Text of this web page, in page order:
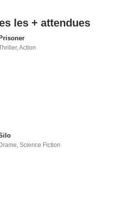
les + attendues
Prisoner
,Action
Drame,Science Fiction